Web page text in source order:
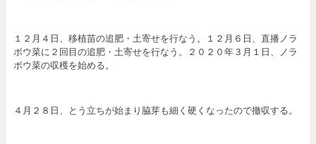
１２月４日、移植苗の追肥・土寄せを行なう。１２月６日、直播ノラ
ボウ菜に２回目の追肥・土寄せを行なう。２０２０年３月１日、ノラ
ボウ菜の収穫を始める。
４月２８日、とう立ちが始まり脇芽も細く硬くなったので撤収する。